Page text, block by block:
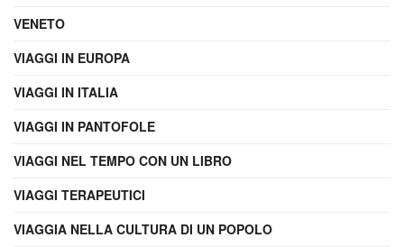
VENETO
VIAGGI IN EUROPA
VIAGGI IN ITALIA
VIAGGI IN PANTOFOLE
VIAGGI NEL TEMPO CON UN LIBRO
VIAGGI TERAPEUTICI
VIAGGIA NELLA CULTURA DI UN POPOLO